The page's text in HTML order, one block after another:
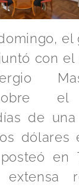
el
con
el
de una
dólares
en
extensa